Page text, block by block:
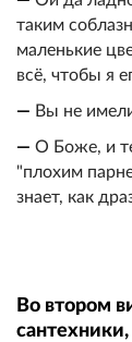
таким
маленькие
всё, чтобы я
— Вы не
— О Боже, и
"плохим
знает, как
Во втором